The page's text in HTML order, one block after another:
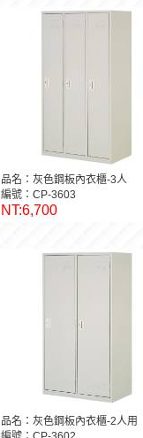
品名：灰色鋼板內衣櫃-3人
編號：CP-3603
NT:6,700
品名：灰色鋼板內衣櫃-2人用